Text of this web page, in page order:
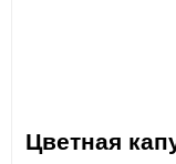
Цветная